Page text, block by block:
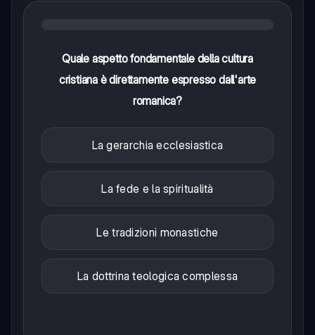
Quale aspetto fondamentale della cultura
cristiana è direttamente espresso dall'arte
romanica?
La gerarchia ecclesiastica
La fede e la spiritualità
Le tradizioni monastiche
La dottrina teologica complessa